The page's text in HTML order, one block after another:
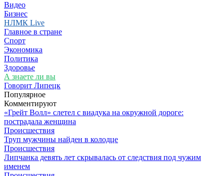
Видео
Бизнес
НЛМК Live
Главное в стране
Спорт
Экономика
Политика
Здоровье
А знаете ли вы
Говорит Липецк
Популярное
Комментируют
«Грейт Волл» слетел с виадука на окружной дороге:
пострадала женщина
Происшествия
Труп мужчины найден в колодце
Происшествия
Липчанка девять лет скрывалась от следствия под чужим
именем